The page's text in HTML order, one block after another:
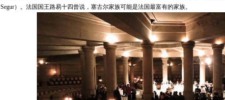
Segur）。法国国王路易十四曾说，塞古尔家族可能是法国最富有的家族。